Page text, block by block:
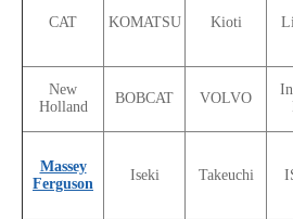
CAT KOMATSU Kioti
New
Holland
BOBCAT VOLVO
Massey
Ferguson
Iseki Takeuchi